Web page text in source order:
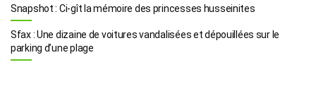
Snapshot : Ci-gît la mémoire des princesses husseinites
Sfax : Une dizaine de voitures vandalisées et dépouillées sur le
parking d’une plage